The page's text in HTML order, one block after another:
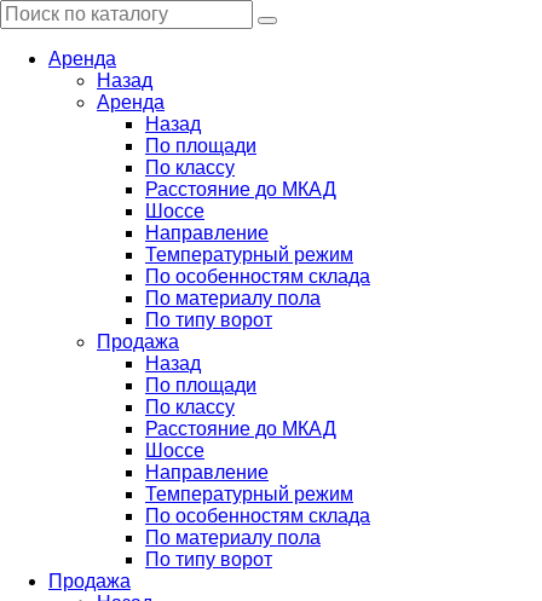
Аренда
Назад
Аренда
Назад
По площади
По классу
Расстояние до МКАД
Шоссе
Направление
Температурный режим
По особенностям склада
По материалу пола
По типу ворот
Продажа
Назад
По площади
По классу
Расстояние до МКАД
Шоссе
Направление
Температурный режим
По особенностям склада
По материалу пола
По типу ворот
Продажа